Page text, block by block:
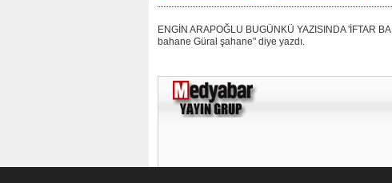
ENGİN ARAPOĞLU BUGÜNKÜ YAZISINDA 'İFTAR
bahane Güral şahane" diye yazdı.